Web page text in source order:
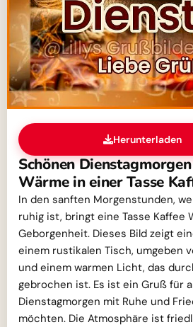
Herunterladen
Schönen
Wärme in einer Tasse
In den sanften Morgenstunden,
ruhig ist, bringt eine Tasse Kaffee
Geborgenheit. Dieses Bild zeigt
einem rustikalen Tisch, umgeben
und einem warmen Licht, das
gebrochen ist. Es ist ein Gruß für
Dienstagmorgen mit Ruhe und
möchten. Die Atmosphäre ist